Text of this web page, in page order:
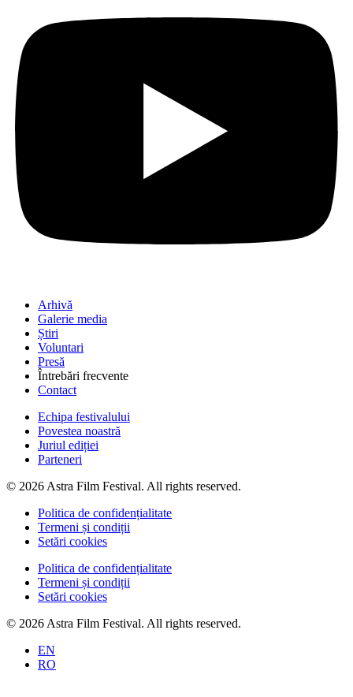
Arhivă
Galerie media
Știri
Voluntari
Presă
Întrebări frecvente
Contact
Echipa festivalului
Povestea noastră
Juriul ediției
Parteneri
© 2026 Astra Film Festival. All rights reserved.
Politica de confidențialitate
Termeni și condiții
Setări cookies
Politica de confidențialitate
Termeni și condiții
Setări cookies
© 2026 Astra Film Festival. All rights reserved.
EN
RO